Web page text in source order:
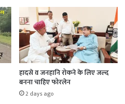
हादसे व जनहानि रोकने के लिए जल्द
बनना चाहिए फोरलेन
2 days ago